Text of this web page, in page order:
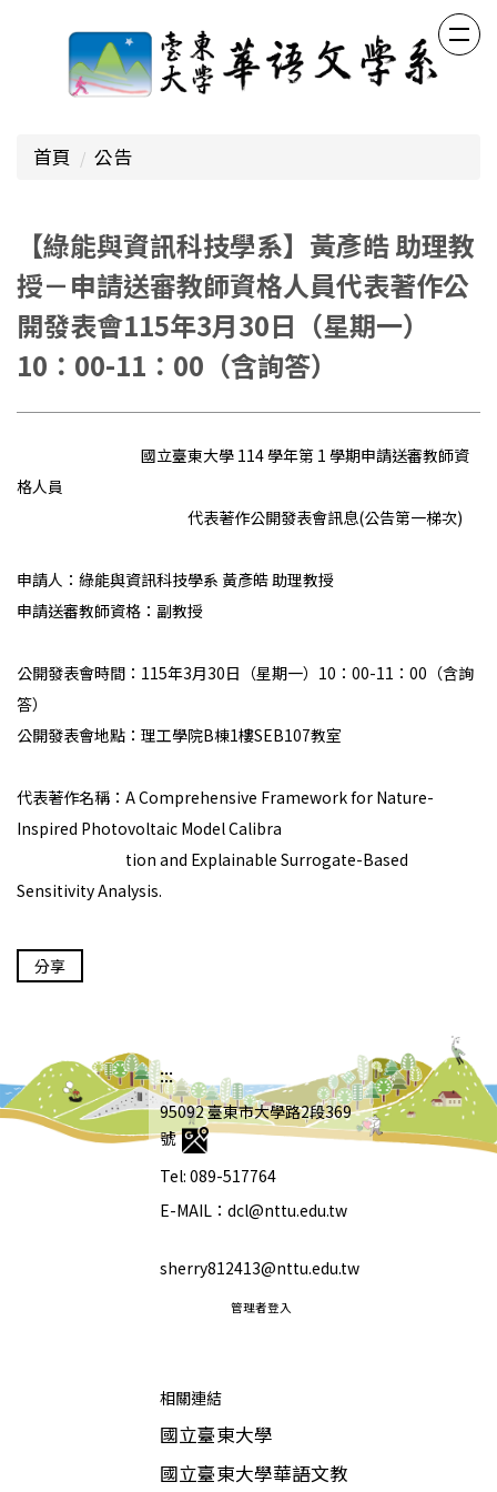
首頁 公告
【綠能與資訊科技學系】黃彥皓 助理教
授－申請送審教師資格人員代表著作公
開發表會115年3月30日（星期一）
10：00-11：00（含詢答）
國立臺東大學 114 學年第 1 學期申請送審教師資
格人員
代表著作公開發表會訊息(公告第一梯次)
申請人：綠能與資訊科技學系 黃彥皓 助理教授
申請送審教師資格：副教授
公開發表會時間：115年3月30日（星期一）10：00-11：00（含詢
答）
公開發表會地點：理工學院B棟1樓SEB107教室
代表著作名稱：A Comprehensive Framework for Nature-
Inspired Photovoltaic Model Calibra
tion and Explainable Surrogate-Based
Sensitivity Analysis.
分享
:::
95092 臺東市大學路2段369
號
Tel: 089-517764
E-MAIL：dcl@nttu.edu.tw
sherry812413@nttu.edu.tw
管理者登入
相關連結
國立臺東大學
國立臺東大學華語文教